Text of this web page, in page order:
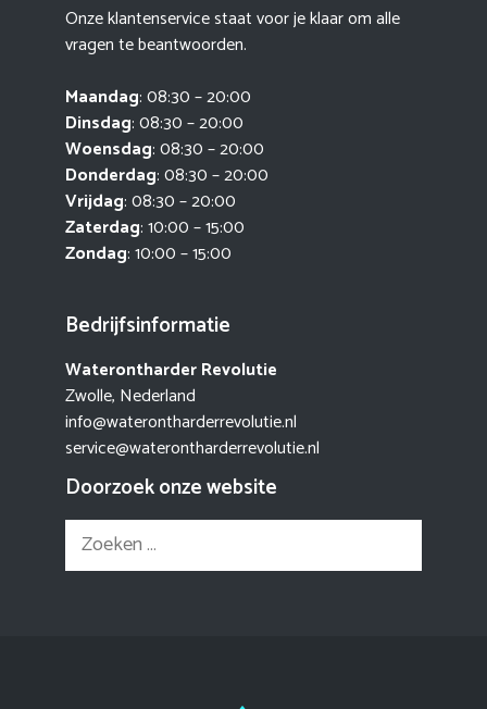
Onze klantenservice staat voor je klaar om alle
vragen te beantwoorden.
Maandag: 08:30 – 20:00
Dinsdag: 08:30 – 20:00
Woensdag: 08:30 – 20:00
Donderdag: 08:30 – 20:00
Vrijdag: 08:30 – 20:00
Zaterdag: 10:00 – 15:00
Zondag: 10:00 – 15:00
Bedrijfsinformatie
Waterontharder Revolutie
Zwolle, Nederland
info@waterontharderrevolutie.nl
service@waterontharderrevolutie.nl
Doorzoek onze website
Zoek
naar: